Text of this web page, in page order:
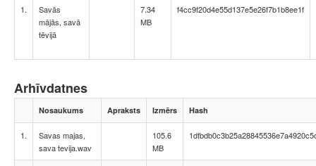
1.
Savās
mājās, savā
tēvijā
7.34
MB
f4cc9f20d4e55d137e5e26f7b1b8ee1f
Arhīvdatnes
Nosaukums Apraksts Izmērs Hash
1.
Savas majas,
sava tevija.wav
105.6
MB